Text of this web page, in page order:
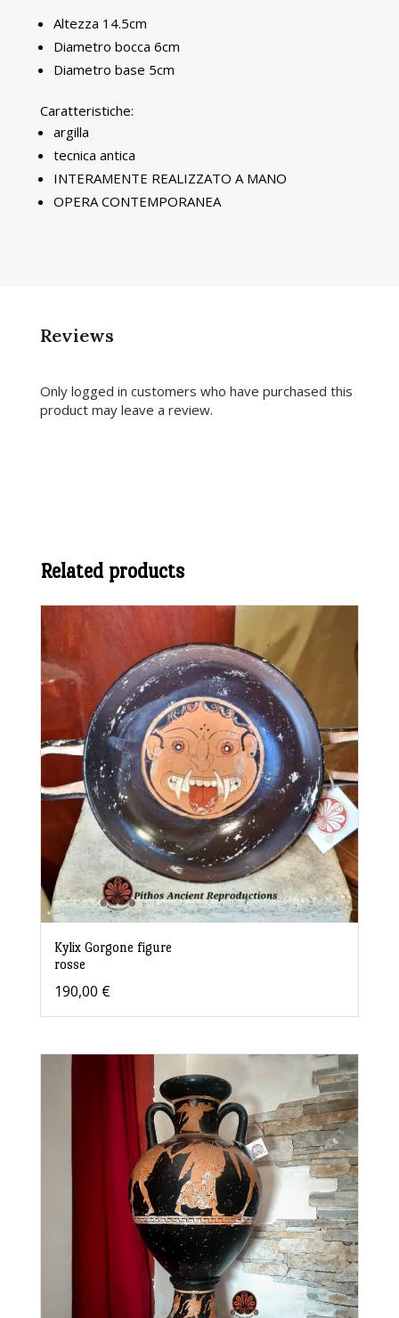
Altezza 14.5cm
Diametro bocca 6cm
Diametro base 5cm
Caratteristiche:
argilla
tecnica antica
INTERAMENTE REALIZZATO A MANO
OPERA CONTEMPORANEA
Reviews
Only logged in customers who have purchased this
product may leave a review.
Related products
Kylix Gorgone figure
rosse
190,00 €